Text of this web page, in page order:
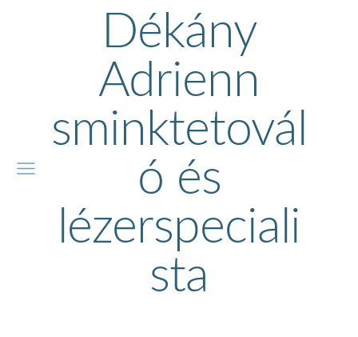
Dékány
Adrienn
sminktetovál
ó és
lézerspeciali
sta